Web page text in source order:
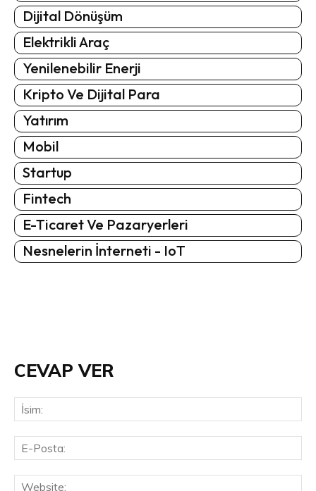
Dijital Dönüşüm
Elektrikli Araç
Yenilenebilir Enerji
Kripto Ve Dijital Para
Yatırım
Mobil
Startup
Fintech
E-Ticaret Ve Pazaryerleri
Nesnelerin İnterneti - IoT
CEVAP VER